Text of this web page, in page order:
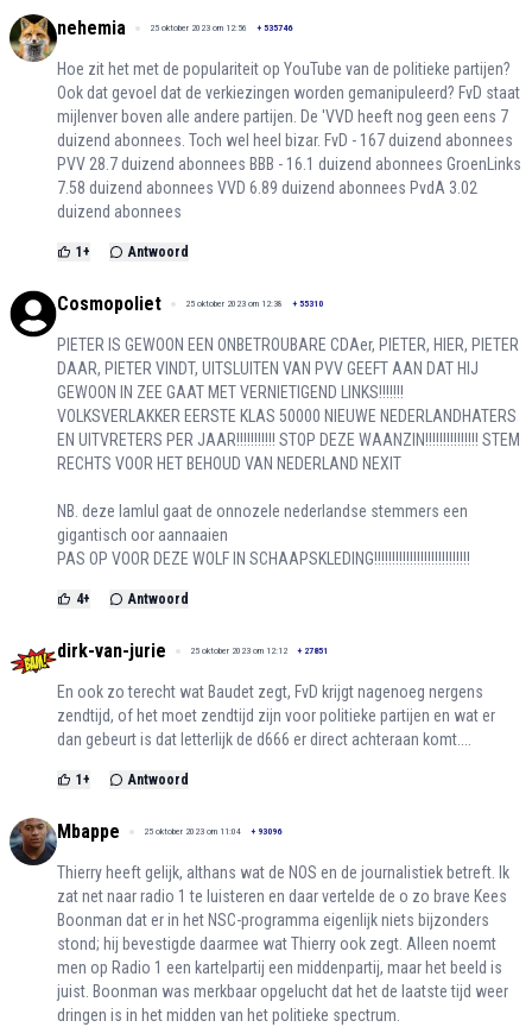
nehemia 25 oktober 2023 om 12:56 + 535746
Hoe zit het met de populariteit op YouTube van de politieke partijen?
Ook dat gevoel dat de verkiezingen worden gemanipuleerd? FvD staat
mijlenver boven alle andere partijen. De 'VVD heeft nog geen eens 7
duizend abonnees. Toch wel heel bizar. FvD - 167 duizend abonnees
PVV 28.7 duizend abonnees BBB - 16.1 duizend abonnees GroenLinks
7.58 duizend abonnees VVD 6.89 duizend abonnees PvdA 3.02
duizend abonnees
1 + Antwoord
Cosmopoliet 25 oktober 2023 om 12:38 + 55310
PIETER IS GEWOON EEN ONBETROUBARE CDAer, PIETER, HIER, PIETER
DAAR, PIETER VINDT, UITSLUITEN VAN PVV GEEFT AAN DAT HIJ
GEWOON IN ZEE GAAT MET VERNIETIGEND LINKS!!!!!!!
VOLKSVERLAKKER EERSTE KLAS 50000 NIEUWE NEDERLANDHATERS
EN UITVRETERS PER JAAR!!!!!!!!!!! STOP DEZE WAANZIN!!!!!!!!!!!!!!! STEM
RECHTS VOOR HET BEHOUD VAN NEDERLAND NEXIT
NB. deze lamlul gaat de onnozele nederlandse stemmers een
gigantisch oor aannaaien
PAS OP VOOR DEZE WOLF IN SCHAAPSKLEDING!!!!!!!!!!!!!!!!!!!!!!!!!!!
4+ Antwoord
dirk-van-jurie 25 oktober 2023 om 12:12 + 27851
En ook zo terecht wat Baudet zegt, FvD krijgt nagenoeg nergens
zendtijd, of het moet zendtijd zijn voor politieke partijen en wat er
dan gebeurt is dat letterlijk de d666 er direct achteraan komt....
1 + Antwoord
Mbappe 25 oktober 2023 om 11:04 + 93096
Thierry heeft gelijk, althans wat de NOS en de journalistiek betreft. Ik
zat net naar radio 1 te luisteren en daar vertelde de o zo brave Kees
Boonman dat er in het NSC-programma eigenlijk niets bijzonders
stond; hij bevestigde daarmee wat Thierry ook zegt. Alleen noemt
men op Radio 1 een kartelpartij een middenpartij, maar het beeld is
juist. Boonman was merkbaar opgelucht dat het de laatste tijd weer
dringen is in het midden van het politieke spectrum.